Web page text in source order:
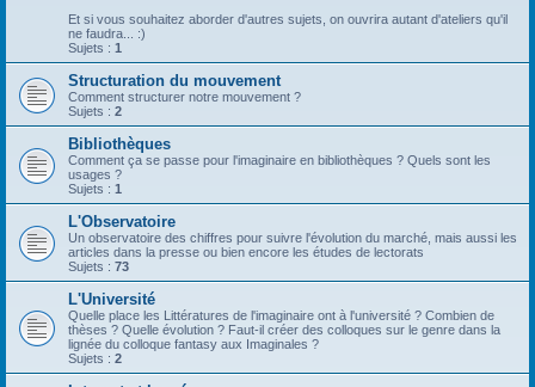
Et si vous souhaitez aborder d'autres sujets, on ouvrira autant d'ateliers qu'il
ne faudra... :)
Sujets : 1
Structuration du mouvement
Comment structurer notre mouvement ?
Sujets : 2
Bibliothèques
Comment ça se passe pour l'imaginaire en bibliothèques ? Quels sont les
usages ?
Sujets : 1
L'Observatoire
Un observatoire des chiffres pour suivre l'évolution du marché, mais aussi les
articles dans la presse ou bien encore les études de lectorats
Sujets : 73
L'Université
Quelle place les Littératures de l'imaginaire ont à l'université ? Combien de
thèses ? Quelle évolution ? Faut-il créer des colloques sur le genre dans la
lignée du colloque fantasy aux Imaginales ?
Sujets : 2